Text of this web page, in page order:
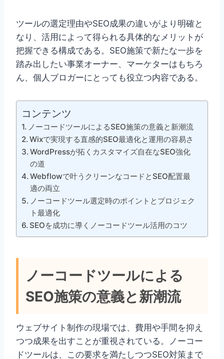
ツールの選定理由やSEO成果の違いがより明確と
なり、活用によって得られる具体的なメリットが
把握できる構成である。SEO施策で新たな一歩を
踏み出したい事業オーナー、マーケターはもちろ
ん、個人ブロガーにとっても役立つ内容である。
コンテンツ
ノーコードツールによるSEO施策の意義と新潮流
Wixで実現する直感的SEO最適化と運用の容易さ
WordPressが拓くカスタマイズ自在なSEO強化
の道
Webflowで叶うクリーンなコードとSEO配置最
適の両立
ノーコードツール選定時のポイントとプロジェク
ト最適化
SEOを成功に導くノーコードツール活用のコツ
ノーコードツールによる
SEO施策の意義と新潮流
ウェブサイト制作の現場では、費用や手間を抑え
つつ成果を出すことが重視されている。ノーコー
ドツールは、この要求を満たしつつSEO対策まで